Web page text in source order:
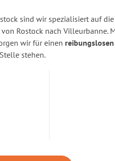
sind wir spezialisiert auf
Rostock nach Villeurbanne.
wir für einen
stehen.